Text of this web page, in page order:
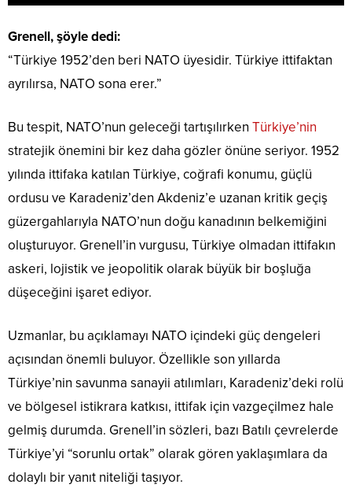
Grenell, şöyle dedi:
“Türkiye 1952’den beri NATO üyesidir. Türkiye ittifaktan
ayrılırsa, NATO sona erer.”
Bu tespit, NATO’nun geleceği tartışılırken Türkiye’nin
stratejik önemini bir kez daha gözler önüne seriyor. 1952
yılında ittifaka katılan Türkiye, coğrafi konumu, güçlü
ordusu ve Karadeniz’den Akdeniz’e uzanan kritik geçiş
güzergahlarıyla NATO’nun doğu kanadının belkemiğini
oluşturuyor. Grenell’in vurgusu, Türkiye olmadan ittifakın
askeri, lojistik ve jeopolitik olarak büyük bir boşluğa
düşeceğini işaret ediyor.
Uzmanlar, bu açıklamayı NATO içindeki güç dengeleri
açısından önemli buluyor. Özellikle son yıllarda
Türkiye’nin savunma sanayii atılımları, Karadeniz’deki rolü
ve bölgesel istikrara katkısı, ittifak için vazgeçilmez hale
gelmiş durumda. Grenell’in sözleri, bazı Batılı çevrelerde
Türkiye’yi “sorunlu ortak” olarak gören yaklaşımlara da
dolaylı bir yanıt niteliği taşıyor.